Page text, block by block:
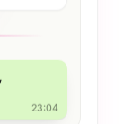
23:04